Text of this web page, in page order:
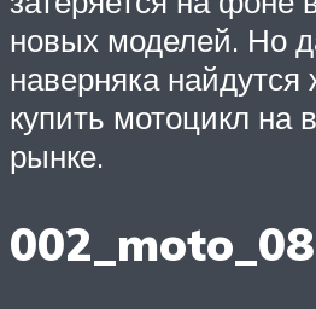
новых моделей. Но
наверняка
купить мотоцикл на
рынке.